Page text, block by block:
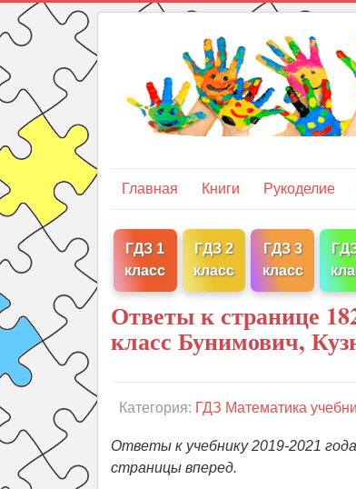
Главная Книги Рукоделие
ГДЗ 1
класс
ГДЗ 2
класс
ГДЗ 3
класс
Ответы к странице
класс Бунимович,
Категория: ГДЗ Математика
Ответы к учебнику 2019-2021
страницы вперед.